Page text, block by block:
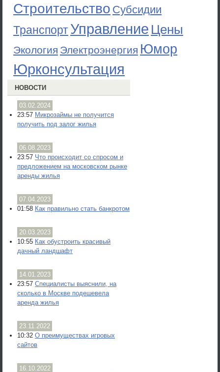
Строительство Субсидии
ТранспортУправление Цены
Экология Электроэнергия Юмор
Юрконсультация
НОВОСТИ
03.02.2024
23:57 Микрозаймы не получится
получить под залог жилья
06.08.2023
23:57 Что происходит со спросом и
предложением на московском рынке
аренды жилья
07.04.2023
01:58 Как правильно стать банкротом
20.03.2023
10:55 Как обустроить красивый
дачный ландшафт
14.01.2023
23:57 Специалисты выяснили, на
сколько в Москве подешевела
аренда жилья
23.11.2022
10:32 О преимуществах игровых
сайтов
16.10.2022